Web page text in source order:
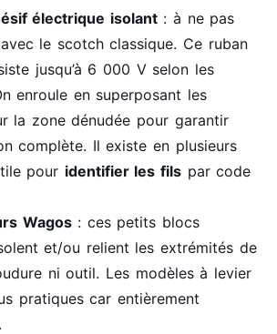
électrique isolant: à ne pas
le scotch classique. Ce ruban
jusqu’à 6 000 V selon les
enroule en superposant les
la zone dénudée pour garantir
complète. Il existe en plusieurs
pour identifier les fils par code
Wagos: ces petits blocs
et/ou relient les extrémités de
ni outil. Les modèles à levier
pratiques car entièrement